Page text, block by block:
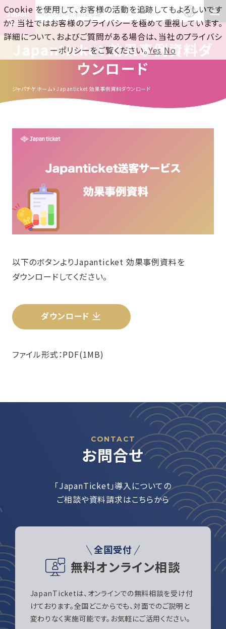
訪日集客をワンストップで！
インバウンド対策の新常識
Japanticket 効果事例資料ダ
ウンロード
ジャパチケ ホーム Japanticket 効果事例資料ダウンロード
以下のボタンよりJapanticket 効果事例資料を
ダウンロードしてください。
ダウンロード
ファイル形式：PDF(1MB)
CONTACT
お問合せ
「JapanTicket」導入についての
ご相談や資料請求はこちらから
全国受付
無料オンライン相談
JapanTicketは、オンラインでの無料相談を受け付
けております。全国どこからでも、対面でのご説明と
変わりなく実施可能です。お気軽にご活用ください。
Cookie を使用して、お客様の活動を追跡してもよろしいです
か? 当社ではお客様のプライバシーを極めて重視しています。
詳細について、およびご質問がある場合は、当社のプライバシ
ーポリシーをご覧ください。Yes No